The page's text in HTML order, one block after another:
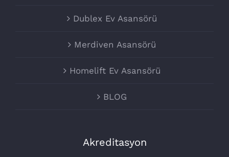
Dublex Ev Asansörü
Merdiven Asansörü
Homelift Ev Asansörü
BLOG
Akreditasyon